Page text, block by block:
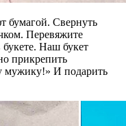
бумагой. Свернуть
Перевяжите
букете. Наш букет
прикрепить
мужику!» И подарить